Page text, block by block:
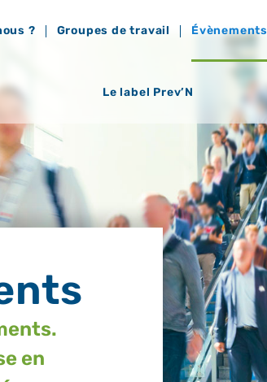
? Groupes de travail Évènements
Le label Prev’N
en